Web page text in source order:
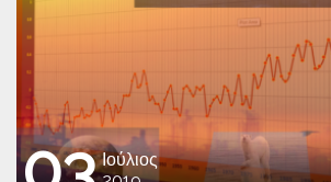
Ιούλιος